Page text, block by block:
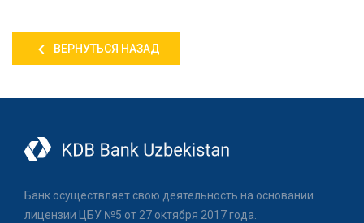
ВЕРНУТЬСЯ НАЗАД
Банк осуществляет свою деятельность на основании
лицензии ЦБУ №5 от 27 октября 2017 года.